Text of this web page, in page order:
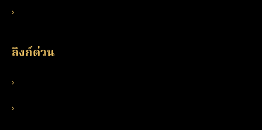
›
ลิงก์ด่วน
›
›